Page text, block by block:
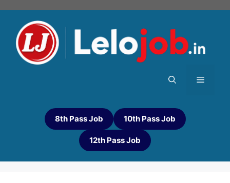
8th Pass Job 10th Pass Job
12th Pass Job